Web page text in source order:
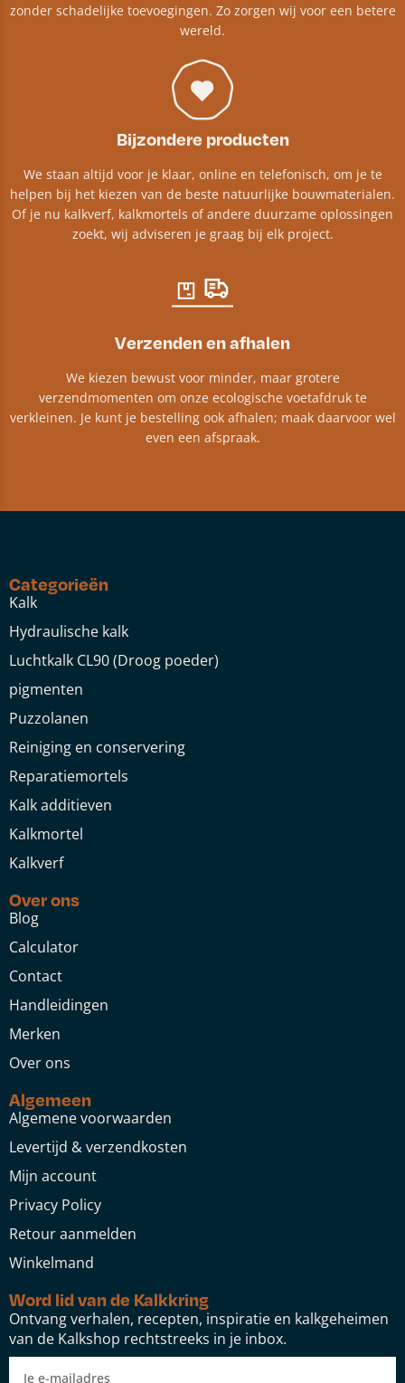
zonder schadelijke toevoegingen. Zo zorgen wij voor een betere
wereld.
Bijzondere producten
We staan altijd voor je klaar, online en telefonisch, om je te
helpen bij het kiezen van de beste natuurlijke bouwmaterialen.
Of je nu kalkverf, kalkmortels of andere duurzame oplossingen
zoekt, wij adviseren je graag bij elk project.​
Verzenden en afhalen
We kiezen bewust voor minder, maar grotere
verzendmomenten om onze ecologische voetafdruk te
verkleinen. Je kunt je bestelling ook afhalen; maak daarvoor wel
even een afspraak.
Categorieën
Kalk
Hydraulische kalk
Luchtkalk CL90 (Droog poeder)
pigmenten
Puzzolanen
Reiniging en conservering
Reparatiemortels
Kalk additieven
Kalkmortel
Kalkverf
Over ons
Blog
Calculator
Contact
Handleidingen
Merken
Over ons
Algemeen
Algemene voorwaarden
Levertijd & verzendkosten
Mijn account
Privacy Policy
Retour aanmelden
Winkelmand
Word lid van de Kalkkring
Ontvang verhalen, recepten, inspiratie en kalkgeheimen
van de Kalkshop rechtstreeks in je inbox.